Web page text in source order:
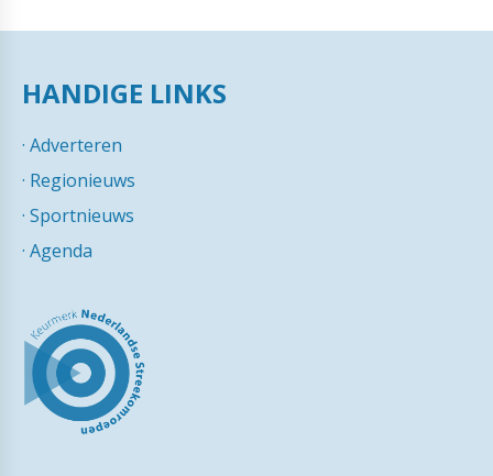
HANDIGE LINKS
· Adverteren
· Regionieuws
· Sportnieuws
· Agenda